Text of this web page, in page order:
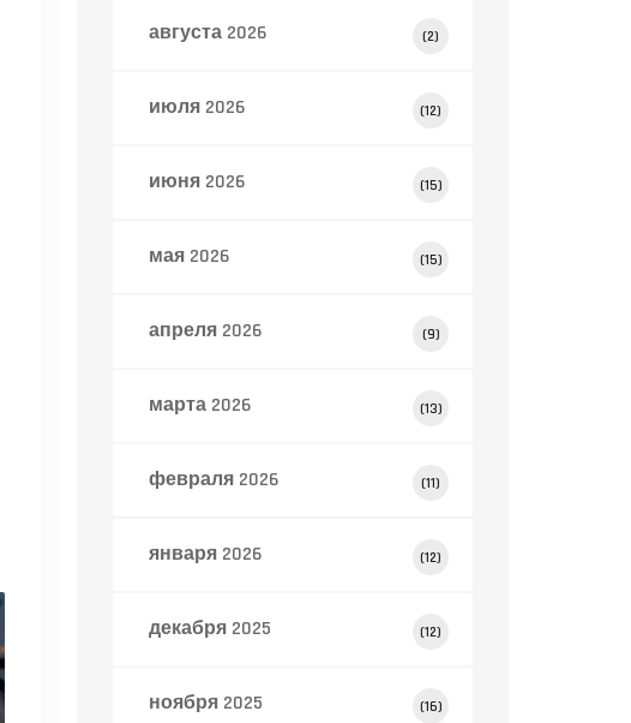
августа 2026 (2)
июля 2026 (12)
июня 2026 (15)
мая 2026 (15)
апреля 2026 (9)
марта 2026 (13)
февраля 2026 (11)
января 2026 (12)
декабря 2025 (12)
ноября 2025 (16)